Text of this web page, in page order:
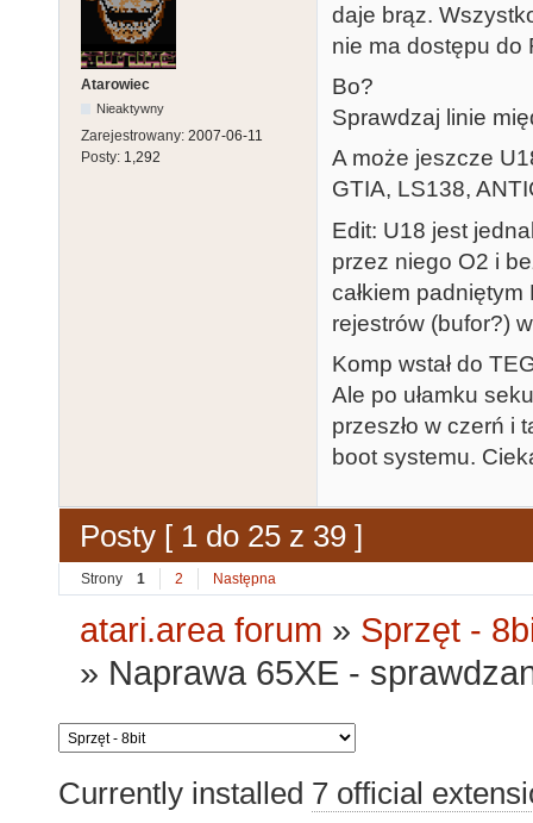
Atarowiec
Nieaktywny
Zarejestrowany: 2007-06-11
Posty: 1,292
daje brąz.
nie ma dostępu do
Bo?
Sprawdzaj linie
A może jeszcze
GTIA, LS138,
Edit: U18 jest
przez niego O2 i
całkiem
rejestrów (bufor?)
Komp wstał do
Ale po ułamku
przeszło w czerń i
boot systemu.
Posty [ 1 do 25 z 39 ]
Strony 1 2 Następna
atari.area forum » Sprzęt -
» Naprawa 65XE -
Currently installed 7 official